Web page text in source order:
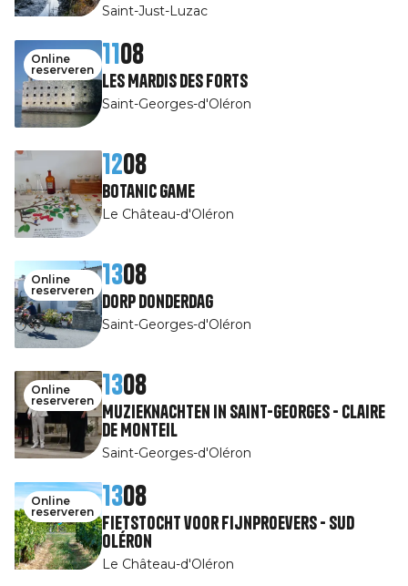
Saint-Just-Luzac
Online
reserveren
1108
Les Mardis des Forts
Saint-Georges-d'Oléron
1208
Botanic game
Le Château-d'Oléron
Online
reserveren
1308
Dorp Donderdag
Saint-Georges-d'Oléron
Online
reserveren
1308
Muzieknachten in Saint-Georges - Claire
de Monteil
Saint-Georges-d'Oléron
Online
reserveren
1308
Fietstocht voor fijnproevers - Sud
Oléron
Le Château-d'Oléron